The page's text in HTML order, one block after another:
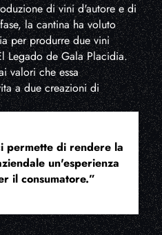
di vini d'autore e di
la cantina ha voluto
per produrre due vini
Legado de Gala Placidia.
valori che essa
a due creazioni di
permette di rendere la
un'esperienza
il consumatore.”